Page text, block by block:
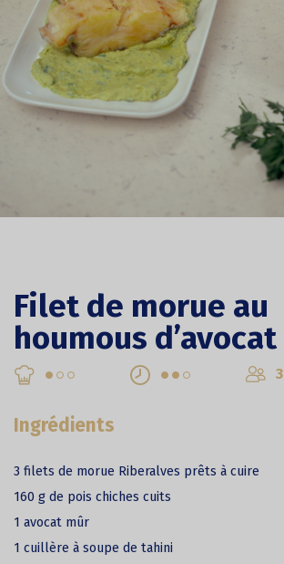
Filet de morue au
houmous d’avocat
3
Ingrédients
3 filets de morue Riberalves prêts à cuire
160 g de pois chiches cuits
1 avocat mûr
1 cuillère à soupe de tahini